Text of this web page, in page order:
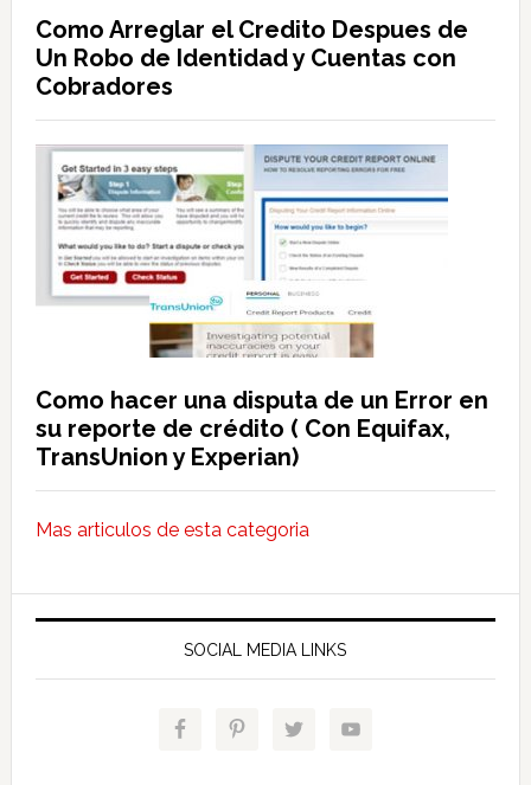
Como Arreglar el Credito Despues de
Un Robo de Identidad y Cuentas con
Cobradores
Como hacer una disputa de un Error en
su reporte de crédito ( Con Equifax,
TransUnion y Experian)
Mas articulos de esta categoria
SOCIAL MEDIA LINKS